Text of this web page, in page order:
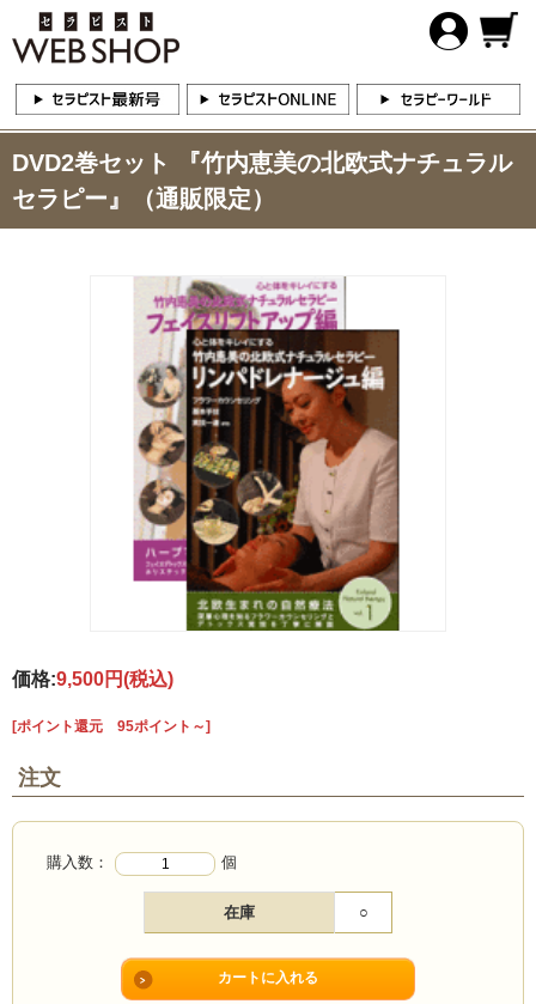
DVD2巻セット 『竹内恵美の北欧式ナチュラル
セラピー』（通販限定）
価格:9,500円(税込)
[ポイント還元 95ポイント～]
注文
購入数： 個
在庫 ○